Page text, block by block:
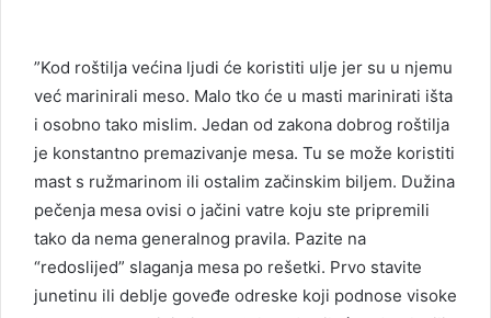
”Kod roštilja većina ljudi će koristiti ulje jer su u njemu
već marinirali meso. Malo tko će u masti marinirati išta
i osobno tako mislim. Jedan od zakona dobrog roštilja
je konstantno premazivanje mesa. Tu se može koristiti
mast s ružmarinom ili ostalim začinskim biljem. Dužina
pečenja mesa ovisi o jačini vatre koju ste pripremili
tako da nema generalnog pravila. Pazite na
“redoslijed” slaganja mesa po rešetki. Prvo stavite
junetinu ili deblje goveđe odreske koji podnose visoke